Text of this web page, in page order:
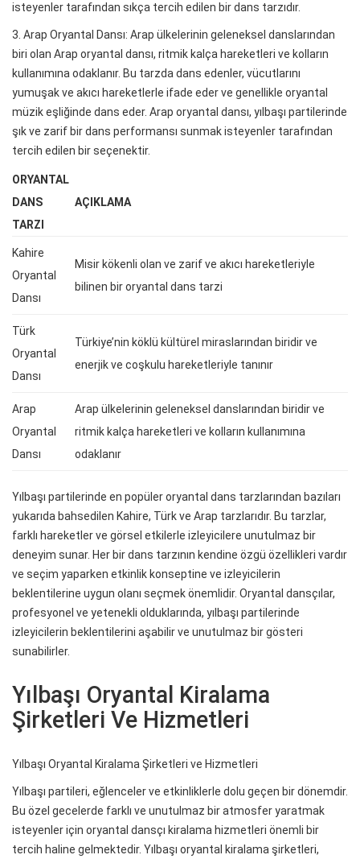
isteyenler tarafından sıkça tercih edilen bir dans tarzıdır.
3. Arap Oryantal Dansı: Arap ülkelerinin geleneksel danslarından
biri olan Arap oryantal dansı, ritmik kalça hareketleri ve kolların
kullanımına odaklanır. Bu tarzda dans edenler, vücutlarını
yumuşak ve akıcı hareketlerle ifade eder ve genellikle oryantal
müzik eşliğinde dans eder. Arap oryantal dansı, yılbaşı partilerinde
şık ve zarif bir dans performansı sunmak isteyenler tarafından
tercih edilen bir seçenektir.
ORYANTAL
DANS
TARZI
AÇIKLAMA
Kahire
Oryantal
Dansı
Misir kökenli olan ve zarif ve akıcı hareketleriyle
bilinen bir oryantal dans tarzi
Türk
Oryantal
Dansı
Türkiye’nin köklü kültürel miraslarından biridir ve
enerjik ve coşkulu hareketleriyle tanınır
Arap
Oryantal
Dansı
Arap ülkelerinin geleneksel danslarından biridir ve
ritmik kalça hareketleri ve kolların kullanımına
odaklanır
Yılbaşı partilerinde en popüler oryantal dans tarzlarından bazıları
yukarıda bahsedilen Kahire, Türk ve Arap tarzlarıdır. Bu tarzlar,
farklı hareketler ve görsel etkilerle izleyicilere unutulmaz bir
deneyim sunar. Her bir dans tarzının kendine özgü özellikleri vardır
ve seçim yaparken etkinlik konseptine ve izleyicilerin
beklentilerine uygun olanı seçmek önemlidir. Oryantal dansçılar,
profesyonel ve yetenekli olduklarında, yılbaşı partilerinde
izleyicilerin beklentilerini aşabilir ve unutulmaz bir gösteri
sunabilirler.
Yılbaşı Oryantal Kiralama
Şirketleri Ve Hizmetleri
Yılbaşı Oryantal Kiralama Şirketleri ve Hizmetleri
Yılbaşı partileri, eğlenceler ve etkinliklerle dolu geçen bir dönemdir.
Bu özel gecelerde farklı ve unutulmaz bir atmosfer yaratmak
isteyenler için oryantal dansçı kiralama hizmetleri önemli bir
tercih haline gelmektedir. Yılbaşı oryantal kiralama şirketleri,